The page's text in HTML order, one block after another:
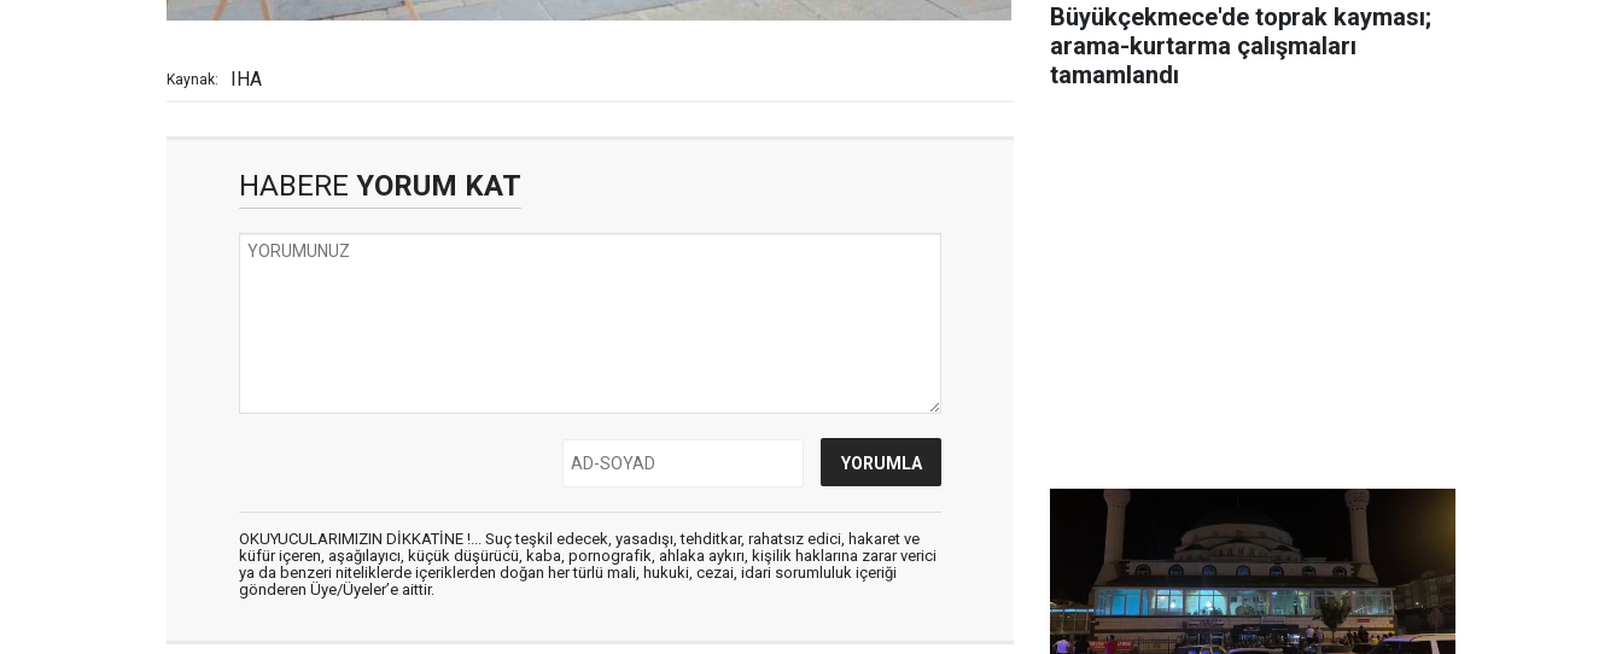
Kaynak: IHA
HABERE YORUM KAT
OKUYUCULARIMIZIN DİKKATİNE !... Suç teşkil edecek, yasadışı, tehditkar, rahatsız edici, hakaret ve
küfür içeren, aşağılayıcı, küçük düşürücü, kaba, pornografik, ahlaka aykırı, kişilik haklarına zarar verici
ya da benzeri niteliklerde içeriklerden doğan her türlü mali, hukuki, cezai, idari sorumluluk içeriği
gönderen Üye/Üyeler’e aittir.
Büyükçekmece'de toprak kayması;
arama-kurtarma çalışmaları
tamamlandı